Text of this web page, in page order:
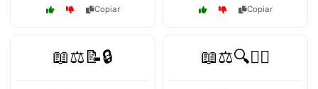
Copiar Copiar
📖⚖️📝🔒 📖⚖️🔍👨‍⚖️